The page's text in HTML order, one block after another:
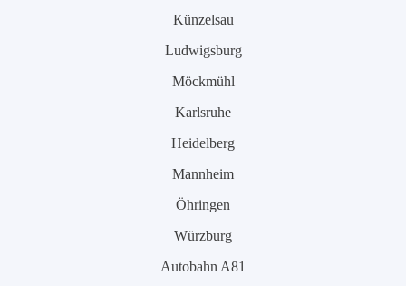
Künzelsau
Ludwigsburg
Möckmühl
Karlsruhe
Heidelberg
Mannheim
Öhringen
Würzburg
Autobahn A81